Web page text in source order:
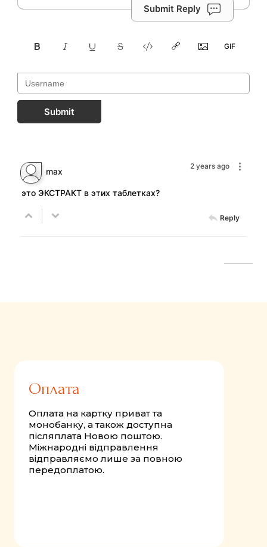
Submit Reply
Submit
2 years ago
max
это ЭКСТРАКТ в этих таблетках?
Reply
Оплата
Оплата на картку приват та
монобанку, а також доступна
післяплата Новою поштою.
Міжнародні відправлення
відправляємо лише за повною
передоплатою.